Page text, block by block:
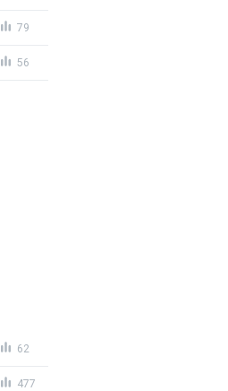
79
56
62
477